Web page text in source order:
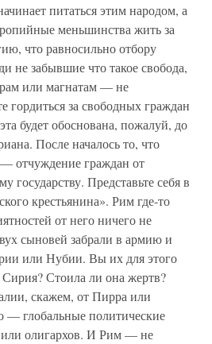
питаться этим народом, а
меньшинства жить за
что равносильно отбору
не забывшие что такое свобода,
или магнатам — не
за свободных граждан
будет обоснована, пожалуй, до
После началось то, что
отчуждение граждан от
государству. Представьте себя в
крестьянина». Рим где-то
от него ничего не
сыновей забрали в армию и
или Нубии. Вы их для этого
Стоила ли она жертв?
скажем, от Пирра или
— глобальные политические
олигархов. И Рим — не